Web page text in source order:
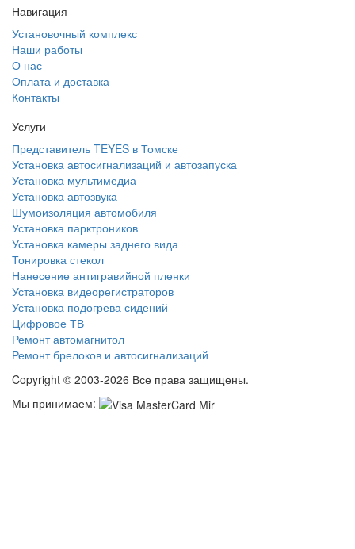
Навигация
Установочный комплекс
Наши работы
О нас
Оплата и доставка
Контакты
Услуги
Представитель TEYES в Томске
Установка автосигнализаций и автозапуска
Установка мультимедиа
Установка автозвука
Шумоизоляция автомобиля
Установка парктроников
Установка камеры заднего вида
Тонировка стекол
Нанесение антигравийной пленки
Установка видеорегистраторов
Установка подогрева сидений
Цифровое ТВ
Ремонт автомагнитол
Ремонт брелоков и автосигнализаций
Copyright © 2003-2026 Все права защищены.
Мы принимаем: